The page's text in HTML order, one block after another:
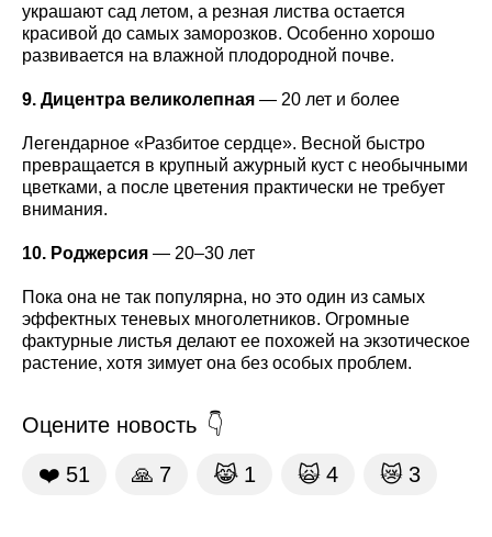
украшают сад летом, а резная листва остается
красивой до самых заморозков. Особенно хорошо
развивается на влажной плодородной почве.
9. Дицентра великолепная — 20 лет и более
Легендарное «Разбитое сердце». Весной быстро
превращается в крупный ажурный куст с необычными
цветками, а после цветения практически не требует
внимания.
10. Роджерсия — 20–30 лет
Пока она не так популярна, но это один из самых
эффектных теневых многолетников. Огромные
фактурные листья делают ее похожей на экзотическое
растение, хотя зимует она без особых проблем.
Оцените новость
❤️ 51 🙏 7 😹 1 🙀 4 😿 3